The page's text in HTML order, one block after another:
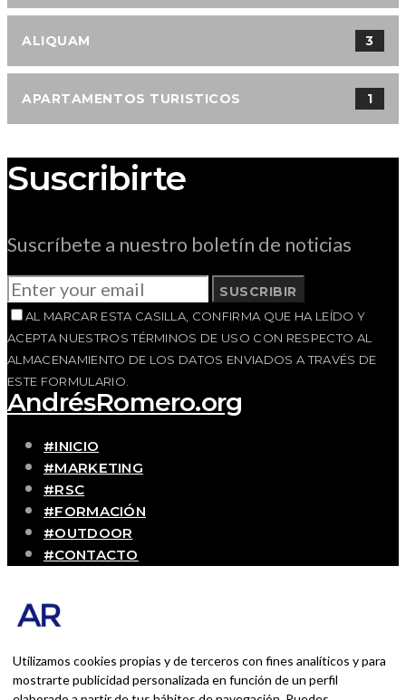
ALIQUAM 3
APARTAMENTOS TURISTICOS 1
Suscribirte
Suscríbete a nuestro boletín de noticias
SUSCRIBIR
AL MARCAR ESTA CASILLA, CONFIRMA QUE HA LEÍDO Y
ACEPTA NUESTROS TÉRMINOS DE USO CON RESPECTO AL
ALMACENAMIENTO DE LOS DATOS ENVIADOS A TRAVÉS DE
ESTE FORMULARIO.
AndrésRomero.org
#INICIO
#MARKETING
#RSC
#FORMACIÓN
#OUTDOOR
#CONTACTO
Blog personal y profesional de Andrés Romero.
persona que disfruta con lo que hace cada día
Utilizamos cookies propias y de terceros con fines analíticos y para
mostrarte publicidad personalizada en función de un perfil